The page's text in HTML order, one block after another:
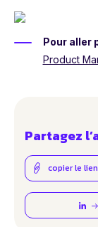
Pour aller
Product
Partagez
copier le lien